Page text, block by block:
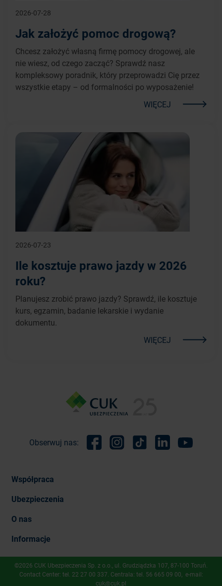
2026-07-28
Jak założyć pomoc drogową?
Chcesz założyć własną firmę pomocy drogowej, ale
nie wiesz, od czego zacząć? Sprawdź nasz
kompleksowy poradnik, który przeprowadzi Cię przez
wszystkie etapy – od formalności po wyposażenie!
WIĘCEJ
2026-07-23
Ile kosztuje prawo jazdy w 2026
roku?
Planujesz zrobić prawo jazdy? Sprawdź, ile kosztuje
kurs, egzamin, badanie lekarskie i wydanie
dokumentu.
WIĘCEJ
Obserwuj nas:
Współpraca
Ubezpieczenia
O nas
Informacje
©2026 CUK Ubezpieczenia Sp. z o.o., ​ul. Grudziądzka 107, 87-100 Toruń.
Contact Center: tel. 22 27 00 337 . Centrala: tel. 56 665 09 00 , e-mail:
cuk@cuk.pl